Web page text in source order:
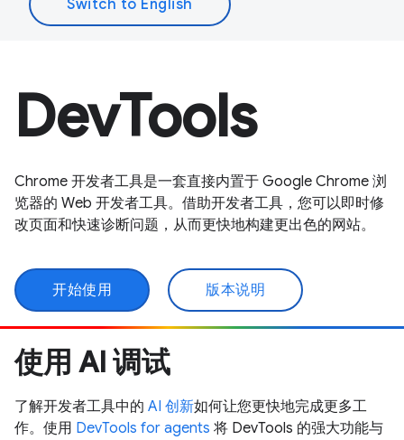
DevTools
Chrome 开发者工具是一套直接内置于 Google Chrome 浏
览器的 Web 开发者工具。借助开发者工具，您可以即时修
改页面和快速诊断问题，从而更快地构建更出色的网站。
开始使用 版本说明
使用 AI 调试
了解开发者工具中的 AI 创新如何让您更快地完成更多工
作。使用 DevTools for agents 将 DevTools 的强大功能与